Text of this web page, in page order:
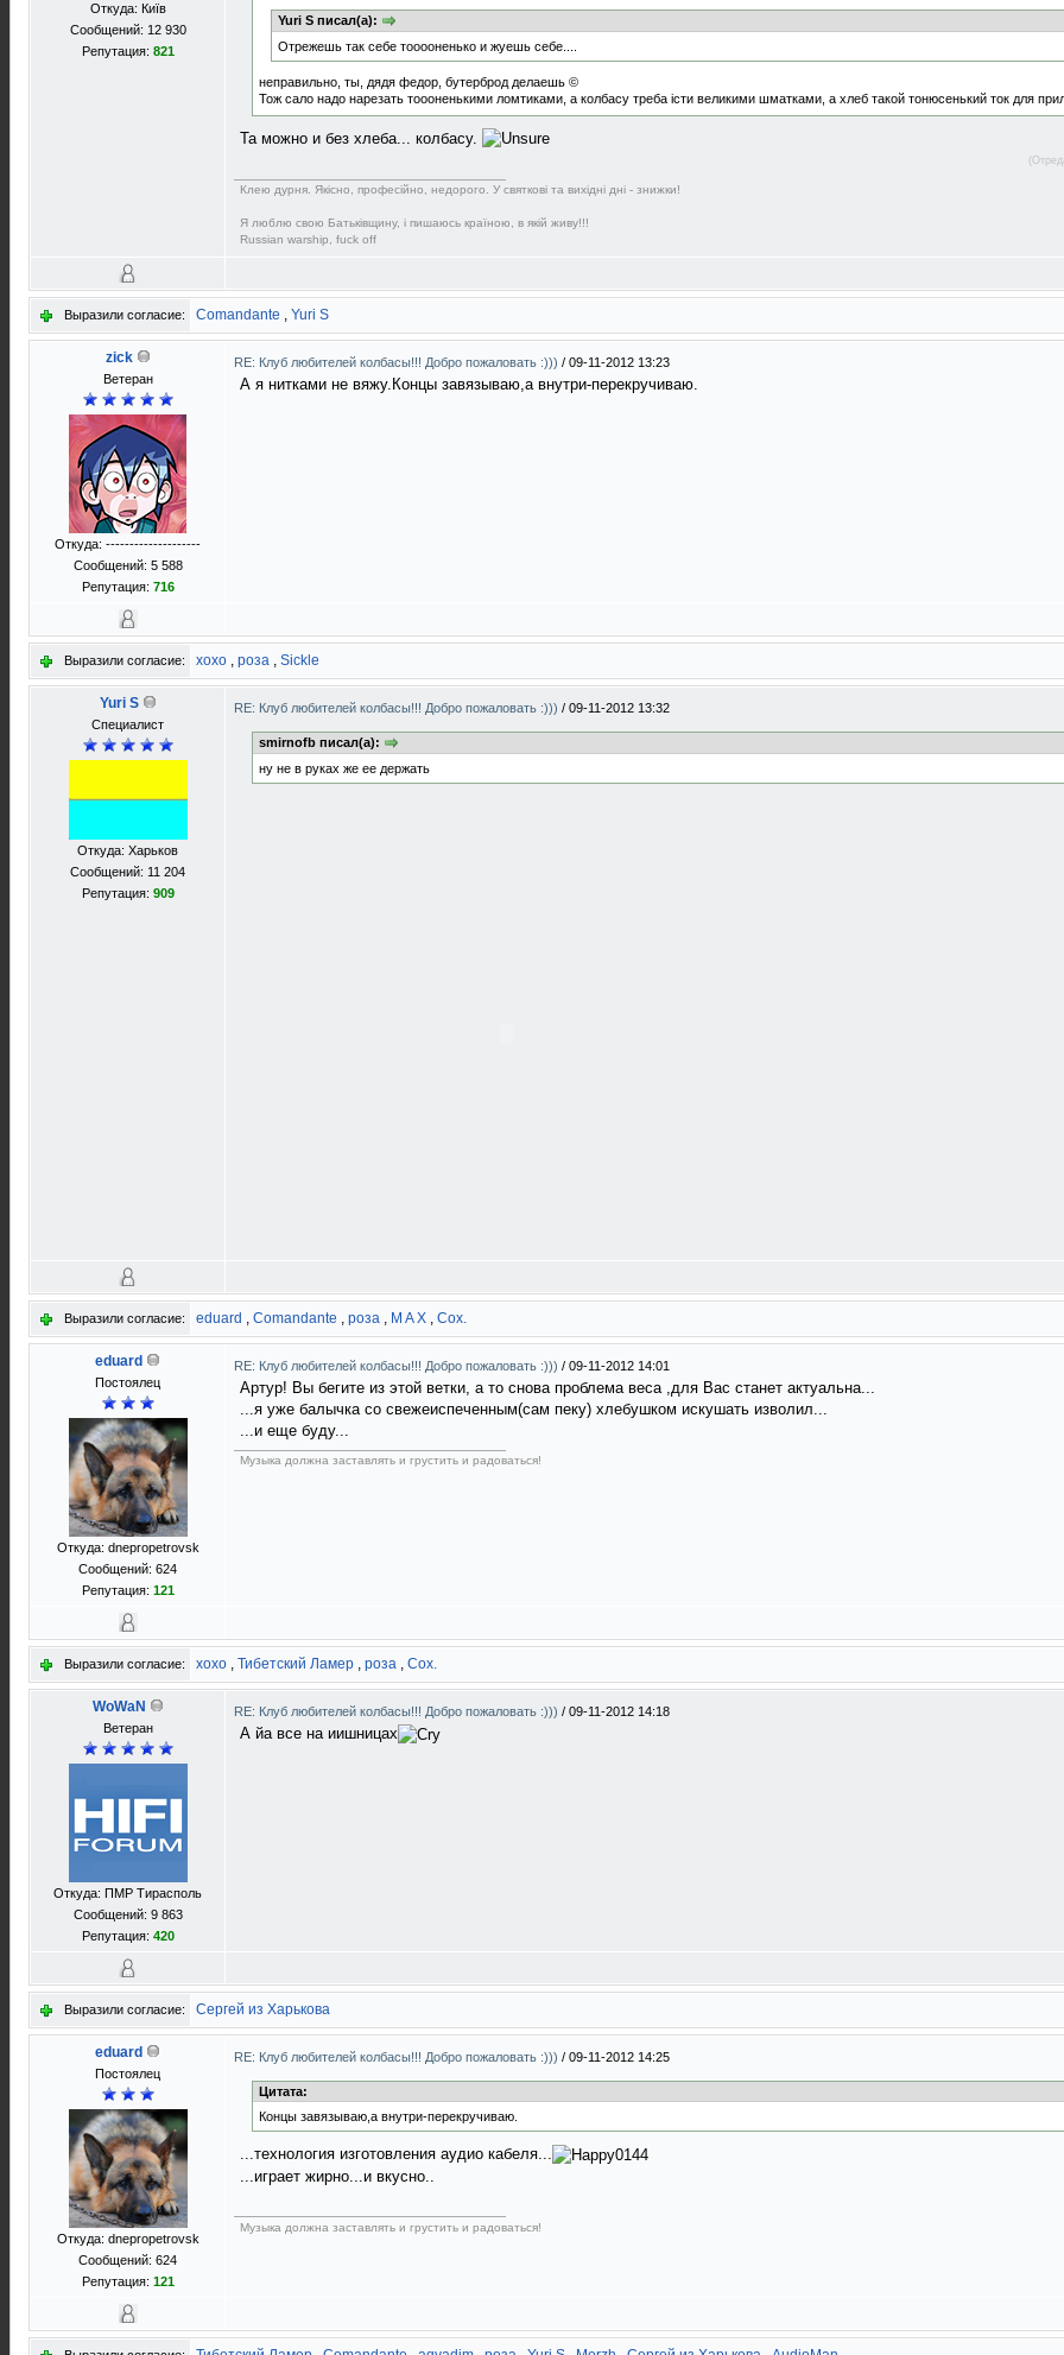
Откуда: Київ
Сообщений: 12 930
Репутация: 821
Yuri S писал(а):
Отрежешь так себе тооооненько и жуешь себе....
неправильно, ты, дядя федор, бутерброд делаешь ©
Тож сало надо нарезать тоооненькими ломтиками, а колбасу треба істи великими шматками, а хлеб такой тонюсенький ток для
Та можно и без хлеба... колбасу.
Клею дурня. Якісно, професійно, недорого. У святкові та вихідні дні - знижки!
Я люблю свою Батьківщину, і пишаюсь країною, в якій живу!!!
Russian warship, fuck off
Выразили согласие: Comandante , Yuri S
zick
Ветеран
Откуда: --------------------
Сообщений: 5 588
Репутация: 716
RE: Клуб любителей колбасы!!! Добро пожаловать :))) / 09-11-2012 13:23
А я нитками не вяжу.Концы завязываю,а внутри-перекручиваю.
Выразили согласие: xoxo , роза , Sickle
Yuri S
Специалист
Откуда: Харьков
Сообщений: 11 204
Репутация: 909
RE: Клуб любителей колбасы!!! Добро пожаловать :))) / 09-11-2012 13:32
smirnofb писал(а):
ну не в руках же ее держать
Выразили согласие: eduard , Comandante , роза , M A X , Cox.
eduard
Постоялец
Откуда: dnepropetrovsk
Сообщений: 624
Репутация: 121
RE: Клуб любителей колбасы!!! Добро пожаловать :))) / 09-11-2012 14:01
Артур! Вы бегите из этой ветки, а то снова проблема веса ,для Вас станет актуальна...
...я уже балычка со свежеиспеченным(сам пеку) хлебушком искушать изволил...
...и еще буду...
Музыка должна заставлять и грустить и радоваться!
Выразили согласие: xoxo , Тибетский Ламер , роза , Cox.
WoWaN
Ветеран
Откуда: ПМР Тирасполь
Сообщений: 9 863
Репутация: 420
RE: Клуб любителей колбасы!!! Добро пожаловать :))) / 09-11-2012 14:18
А йа все на иишницах
Выразили согласие: Сергей из Харькова
eduard
Постоялец
Откуда: dnepropetrovsk
Сообщений: 624
Репутация: 121
RE: Клуб любителей колбасы!!! Добро пожаловать :))) / 09-11-2012 14:25
Цитата:
Концы завязываю,а внутри-перекручиваю.
...технология изготовления аудио кабеля...
...играет жирно...и вкусно..
Музыка должна заставлять и грустить и радоваться!